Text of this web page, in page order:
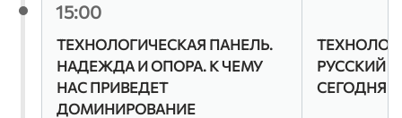
15:00
ТЕХНОЛОГИЧЕСКАЯ ПАНЕЛЬ.
НАДЕЖДА И ОПОРА. К ЧЕМУ
НАС ПРИВЕДЕТ
ДОМИНИРОВАНИЕ
РУССКИЙ